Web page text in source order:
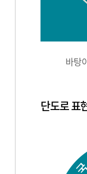
바탕
단도로 표